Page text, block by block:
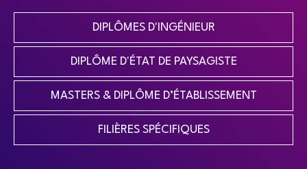
DIPLÔMES D'INGÉNIEUR
DIPLÔME D'ÉTAT DE PAYSAGISTE
MASTERS & DIPLÔME D’ÉTABLISSEMENT
FILIÈRES SPÉCIFIQUES